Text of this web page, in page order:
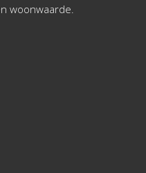
woonwaarde.